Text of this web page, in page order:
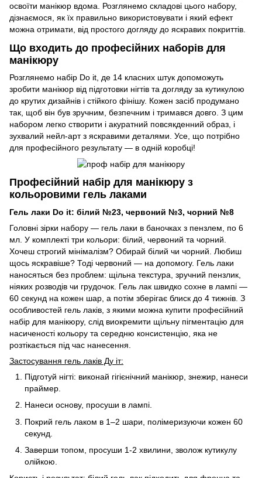
освоїти манікюр вдома. Розглянемо складові цього набору,
дізнаємося, як їх правильно використовувати і який ефект
можна отримати, від простого догляду до яскравих покриттів.
Що входить до професійних наборів для
манікюру
Розглянемо набір Do it, де 14 класних штук допоможуть
зробити манікюр від підготовки нігтів та догляду за кутикулою
до крутих дизайнів і стійкого фінішу. Кожен засіб продумано
так, щоб він був зручним, безпечним і тримався довго. З цим
набором легко створити і акуратний повсякденний образ, і
зухвалий нейл-арт з яскравими деталями. Усе, що потрібно
для професійного результату — в одній коробці!
Професійний набір для манікюру з
кольоровими гель лаками
Гель лаки Do it: білий №23, червоний №3, чорний №8
Головні зірки набору — гель лаки в баночках з пензлем, по 6
мл. У комплекті три кольори: білий, червоний та чорний.
Хочеш строгий мінімалізм? Обирай білий чи чорний. Любиш
щось яскравіше? Тоді червоний — на допомогу. Гель лаки
наносяться без проблем: щільна текстура, зручний пензлик,
ніяких розводів чи грудочок. Гель лак швидко сохне в лампі —
60 секунд на кожен шар, а потім зберігає блиск до 4 тижнів. З
особливостей гель лаків, з якими можна купити професійний
набір для манікюру, слід виокремити щільну пігментацію для
насиченості кольору та середню консистенцію, яка не
розтікається під час нанесення.
Застосування гель лаків Ду іт:
Підготуй нігті: виконай гігієнічний манікюр, знежир, нанеси
праймер.
Нанеси основу, просуши в лампі.
Покрий гель лаком в 1–2 шари, полімеризуючи кожен 60
секунд.
Заверши топом, просуши 1-2 хвилини, зволож кутикулу
олійкою.